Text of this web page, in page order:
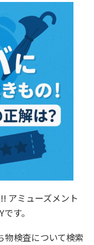
アミューズメント
す。
物検査について検索